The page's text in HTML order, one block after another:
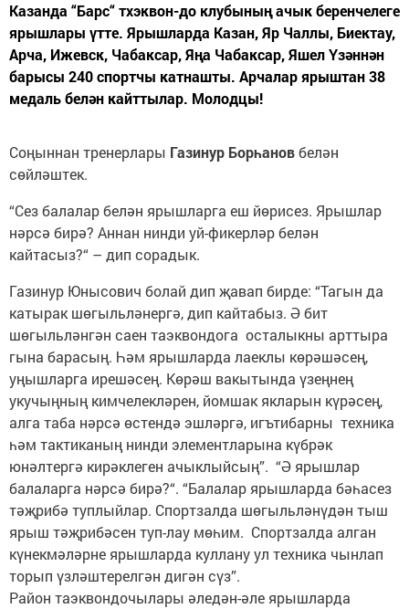
Казанда “Барс“ тхэквон-до клубының ачык беренчелеге
ярышлары үтте. Ярышларда Казан, Яр Чаллы, Биектау,
Арча, Ижевск, Чабаксар, Яңа Чабаксар, Яшел Үзәннән
барысы 240 спортчы катнашты. Арчалар ярыштан 38
медаль белән кайттылар. Молодцы!
Соңыннан тренерлары Газинур Борһановбелән
сөйләштек.
“Сез балалар белән ярышларга еш йөрисез. Ярышлар
нәрсә бирә? Аннан нинди уй-фикерләр белән
кайтасыз?“ – дип сорадык.
Газинур Юнысович болай дип җавап бирде: “Тагын да
катырак шөгыльләнергә, дип кайтабыз. Ә бит
шөгыльләнгән саен таэквондога осталыкны арттыра
гына барасың. Һәм ярышларда лаеклы көрәшәсең,
уңышларга ирешәсең. Көрәш вакытында үзеңнең
укучыңның кимчелекләрен, йомшак якларын күрәсең,
алга таба нәрсә өстендә эшләргә, игътибарны техника
һәм тактиканың нинди элементларына күбрәк
юнәлтергә кирәклеген ачыклыйсың”. “Ә ярышлар
балаларга нәрсә бирә?“. “Балалар ярышларда бәһасез
тәҗрибә туплыйлар. Спортзалда шөгыльләнүдән тыш
ярыш тәҗрибәсен туп-лау мөһим. Спортзалда алган
күнекмәләрне ярышларда куллану ул техника чынлап
торып үзләштерелгән дигән сүз”.
Район таэквондочылары әледән-әле ярышларда